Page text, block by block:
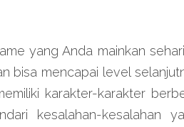
yang Anda mainkan
bisa mencapai level
karakter-karakter
kesalahan-kesalahan